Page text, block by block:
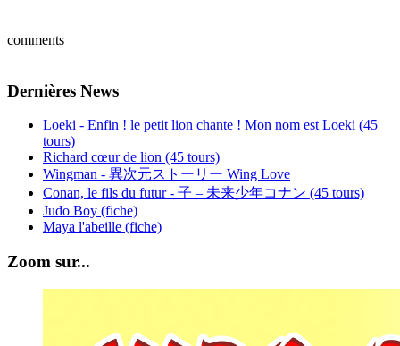
comments
Dernières News
Loeki - Enfin ! le petit lion chante ! Mon nom est Loeki (45
tours)
Richard cœur de lion (45 tours)
Wingman - 異次元ストーリー Wing Love
Conan, le fils du futur - 子 – 未来少年コナン (45 tours)
Judo Boy (fiche)
Maya l'abeille (fiche)
Zoom sur...